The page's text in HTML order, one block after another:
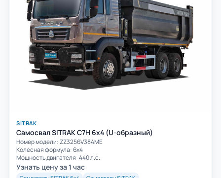
SITRAK
Самосвал SITRAK C7H 6x4 (U-образный)
Номер модели: ZZ3256V384ME
Колесная формула: 6х4
Мощность двигателя: 440 л.с.
Узнать цену за 1 час